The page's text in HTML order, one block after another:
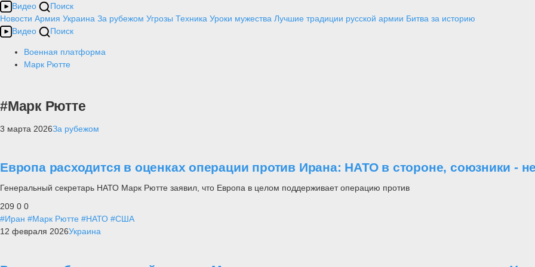
Видео
Поиск
Новости Армия Украина За рубежом Угрозы Техника Уроки мужества Лучшие традиции русской армии Битва за историю
Видео
Поиск
Военная платформа
Марк Рютте
#Марк Рютте
3 марта 2026За рубежом
Европа расходится в оценках операции против Ирана: НАТО в стороне, союзники -
Генеральный секретарь НАТО Марк Рютте заявил, что Европа в целом поддерживает операцию против
209 0 0
#Иран #Марк Рютте #НАТО #США
12 февраля 2026Украина